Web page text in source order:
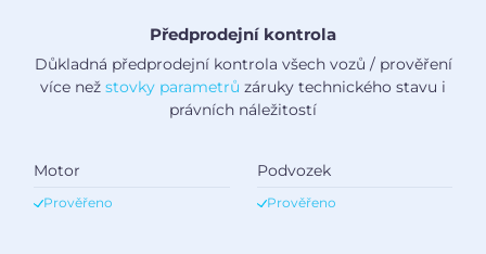
Předprodejní kontrola
Důkladná předprodejní kontrola všech vozů / prověření
více než stovky parametrů záruky technického stavu i
právních náležitostí
Motor
Prověřeno
Podvozek
Prověřeno